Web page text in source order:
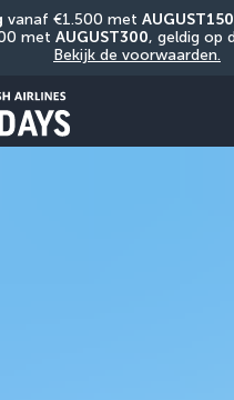
vanaf €1.500 met AUGUST150
met AUGUST300
Bekijk de voorwaarden.